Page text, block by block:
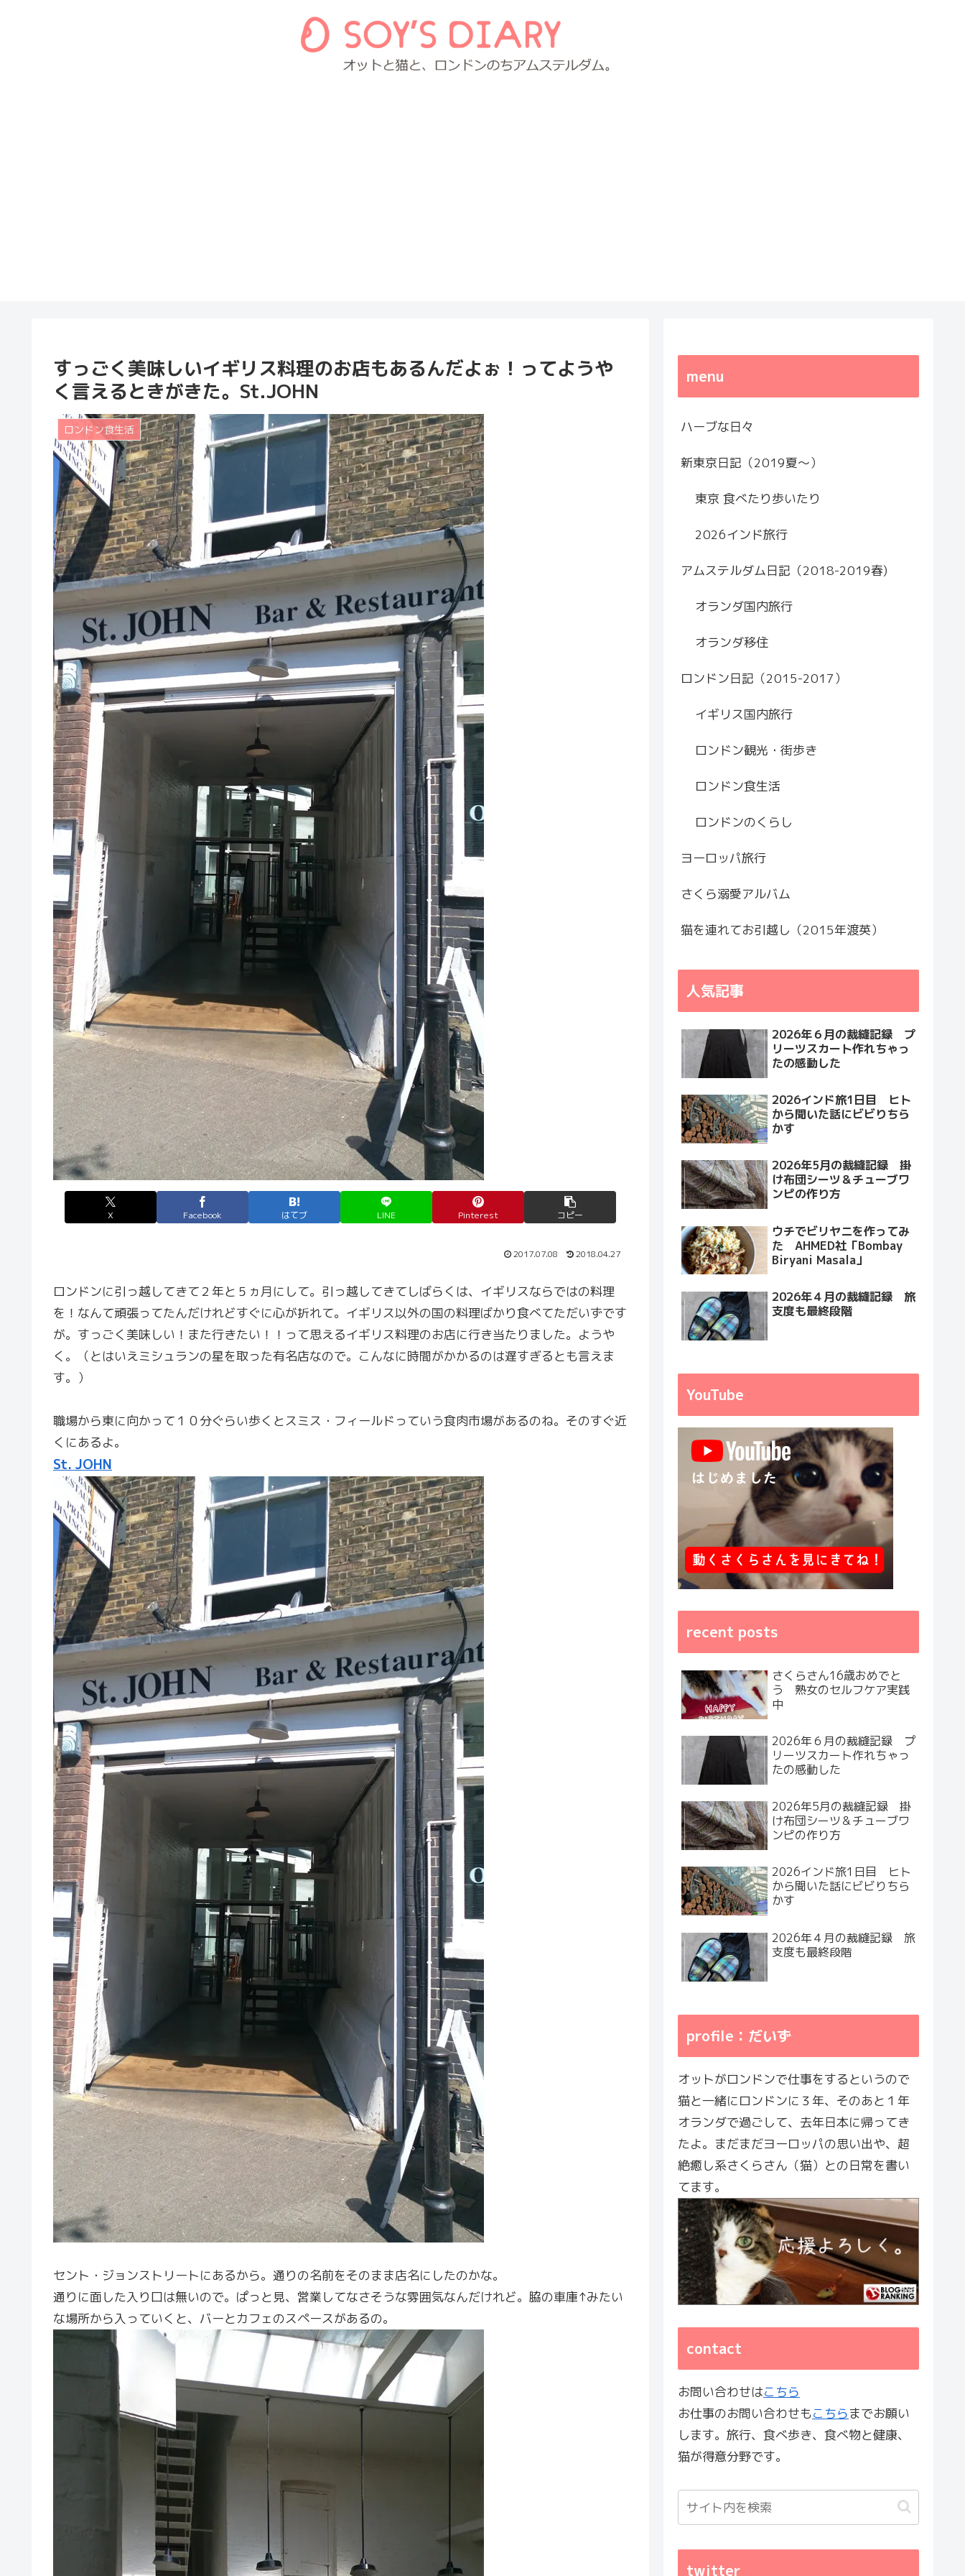
すっごく美味しいイギリス料理のお店もあるんだよぉ！ってようや
く言えるときがきた。St.JOHN
ロンドン食生活
X Facebook はてブ LINE Pinterest コピー
2017.07.08 2018.04.27
ロンドンに引っ越してきて２年と５ヵ月にして。引っ越してきてしばらくは、イギリスならではの料理
を！なんて頑張ってたんだけれどすぐに心が折れて。イギリス以外の国の料理ばかり食べてただいずです
が。すっごく美味しい！また行きたい！！って思えるイギリス料理のお店に行き当たりました。ようや
く。（とはいえミシュランの星を取った有名店なので。こんなに時間がかかるのは遅すぎるとも言えま
す。）
職場から東に向かって１０分ぐらい歩くとスミス・フィールドっていう食肉市場があるのね。そのすぐ近
くにあるよ。
St. JOHN
セント・ジョンストリートにあるから。通りの名前をそのまま店名にしたのかな。
通りに面した入り口は無いので。ぱっと見、営業してなさそうな雰囲気なんだけれど。脇の車庫↑みたい
な場所から入っていくと、バーとカフェのスペースがあるの。
menu
ハーブな日々
新東京日記（2019夏～）
東京 食べたり歩いたり
2026インド旅行
アムステルダム日記（2018-2019春)
オランダ国内旅行
オランダ移住
ロンドン日記（2015-2017）
イギリス国内旅行
ロンドン観光・街歩き
ロンドン食生活
ロンドンのくらし
ヨーロッパ旅行
さくら溺愛アルバム
猫を連れてお引越し（2015年渡英）
人気記事
2026年６月の裁縫記録 プ
リーツスカート作れちゃっ
たの感動した
2026インド旅1日目 ヒト
から聞いた話にビビりちら
かす
2026年5月の裁縫記録 掛
け布団シーツ＆チューブワ
ンピの作り方
ウチでビリヤニを作ってみ
た AHMED社「Bombay
Biryani Masala」
2026年４月の裁縫記録 旅
支度も最終段階
YouTube
recent posts
さくらさん16歳おめでと
う 熟女のセルフケア実践
中
2026年６月の裁縫記録 プ
リーツスカート作れちゃっ
たの感動した
2026年5月の裁縫記録 掛
け布団シーツ＆チューブワ
ンピの作り方
2026インド旅1日目 ヒト
から聞いた話にビビりちら
かす
2026年４月の裁縫記録 旅
支度も最終段階
profile：だいず
オットがロンドンで仕事をするというので
猫と一緒にロンドンに３年、そのあと１年
オランダで過ごして、去年日本に帰ってき
たよ。まだまだヨーロッパの思い出や、超
絶癒し系さくらさん（猫）との日常を書い
てます。
contact
お問い合わせはこちら
お仕事のお問い合わせもこちらまでお願い
します。旅行、食べ歩き、食べ物と健康、
猫が得意分野です。
twitter